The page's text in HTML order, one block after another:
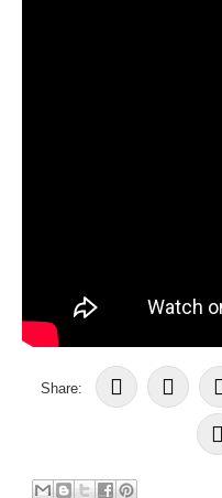
Share: